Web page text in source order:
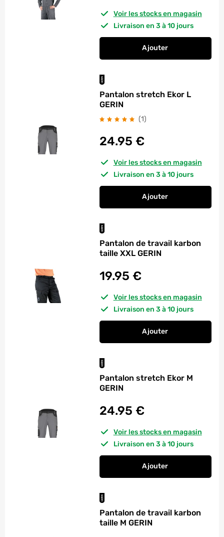
Voir les stocks en magasin
Livraison en 3 à 10 jours
Ajouter
Pantalon stretch Ekor L
GERIN
(1)
24.95 €
Voir les stocks en magasin
Livraison en 3 à 10 jours
Ajouter
Pantalon de travail karbon
taille XXL GERIN
19.95 €
Voir les stocks en magasin
Livraison en 3 à 10 jours
Ajouter
Pantalon stretch Ekor M
GERIN
24.95 €
Voir les stocks en magasin
Livraison en 3 à 10 jours
Ajouter
Pantalon de travail karbon
taille M GERIN